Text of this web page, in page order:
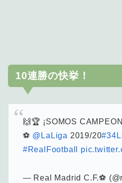
10連勝の快挙！
🙌🏆 ¡SOMOS
⚽ @LaLiga 2019/20
#RealFootball
— Real Madrid C.F.⚽